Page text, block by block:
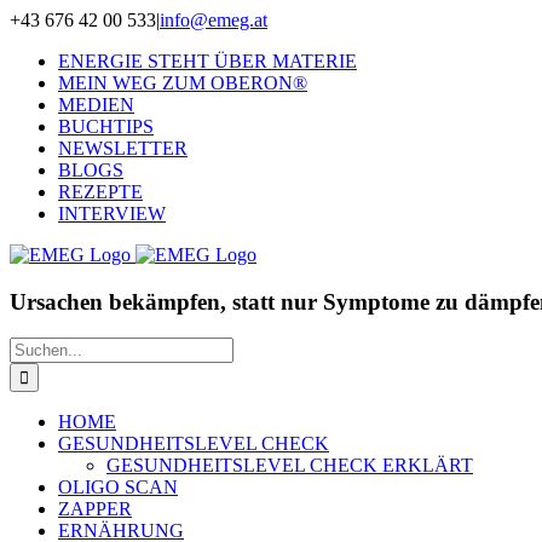
Zum
springen
+43 676 42 00 533|info@emeg.at
ENERGIE STEHT ÜBER MATERIE
MEIN WEG ZUM OBERON®
MEDIEN
BUCHTIPS
NEWSLETTER
BLOGS
REZEPTE
INTERVIEW
Ursachen bekämpfen, statt nur Symptome zu
Suche
nach:
HOME
GESUNDHEITSLEVEL CHECK
GESUNDHEITSLEVEL CHECK ERKLÄRT
OLIGO SCAN
ZAPPER
ERNÄHRUNG